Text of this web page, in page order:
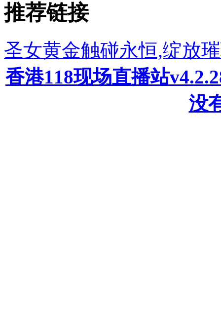
推荐链接
圣女黄金触碰永恒,绽放
香港118现场直播站
没